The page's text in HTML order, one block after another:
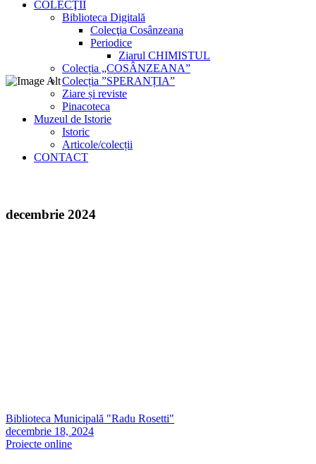
COLECŢII
Biblioteca Digitală
Colecţia Cosânzeana
Periodice
Ziarul CHIMISTUL
Colecția „COSÂNZEANA”
Colecția ”SPERANȚIA”
Ziare și reviste
Pinacoteca
Muzeul de Istorie
Istoric
Articole/colecții
CONTACT
decembrie 2024
Biblioteca Municipală "Radu Rosetti"
decembrie 18, 2024
Proiecte online